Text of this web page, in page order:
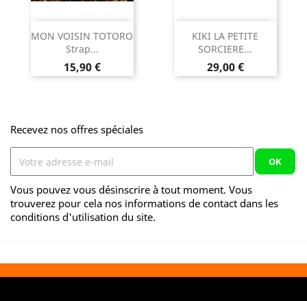
MON VOISIN TOTORO
Strap...
Prix
15,90 €
KIKI LA PETITE
SORCIERE...
Prix
29,00 €
Recevez nos offres spéciales
Vous pouvez vous désinscrire à tout moment. Vous
trouverez pour cela nos informations de contact dans les
conditions d'utilisation du site.